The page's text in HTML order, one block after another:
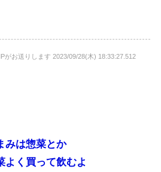
がお送りします 2023/09/28(木) 18:33:27.512
みは惣菜とか
く買って飲むよ